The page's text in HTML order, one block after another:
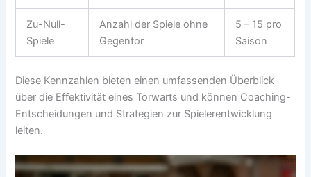
Zu-Null-
Spiele
Anzahl der Spiele ohne
Gegentor
5 – 15 pro
Saison
Diese Kennzahlen bieten einen umfassenden Überblick
über die Effektivität eines Torwarts und können Coaching-
Entscheidungen und Strategien zur Spielerentwicklung
leiten.